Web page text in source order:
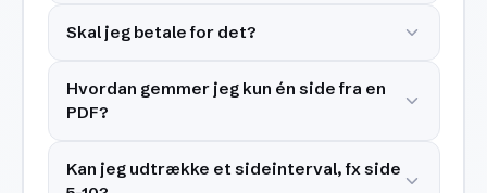
Skal jeg betale for det?
Hvordan gemmer jeg kun én side fra en
PDF?
Kan jeg udtrække et sideinterval, fx side